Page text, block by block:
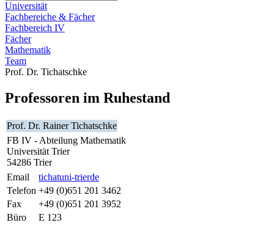
Universität
Fachbereiche & Fächer
Fachbereich IV
Fächer
Mathematik
Team
Prof. Dr. Tichatschke
Professoren im Ruhestand
Prof. Dr. Rainer Tichatschke
FB IV - Abteilung Mathematik
Universität Trier
54286 Trier
Email
tichatuni-trierde
Telefon +49 (0)651 201 3462
Fax
+49 (0)651 201 3952
Büro
E 123